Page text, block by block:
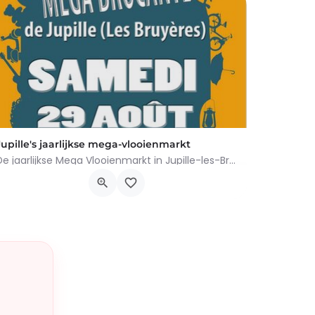
jaarlijkse mega-vlooienmarkt
De jaarlijkse Mega Vlooienmarkt in Jupille-les-Bruyères vindt plaats op Place Gilles Étienne en…
Rue sur Meuse 4020, Huy